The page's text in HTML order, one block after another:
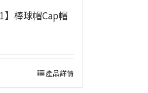
】棒球帽Cap帽
產品詳情